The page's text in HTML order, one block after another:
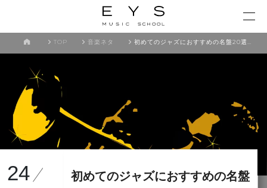
TOP 音楽ネタ 初めてのジャズにおすすめの名盤20選【最新版・サブスクで聴ける！】
24
初めてのジャズにおすすめの名盤